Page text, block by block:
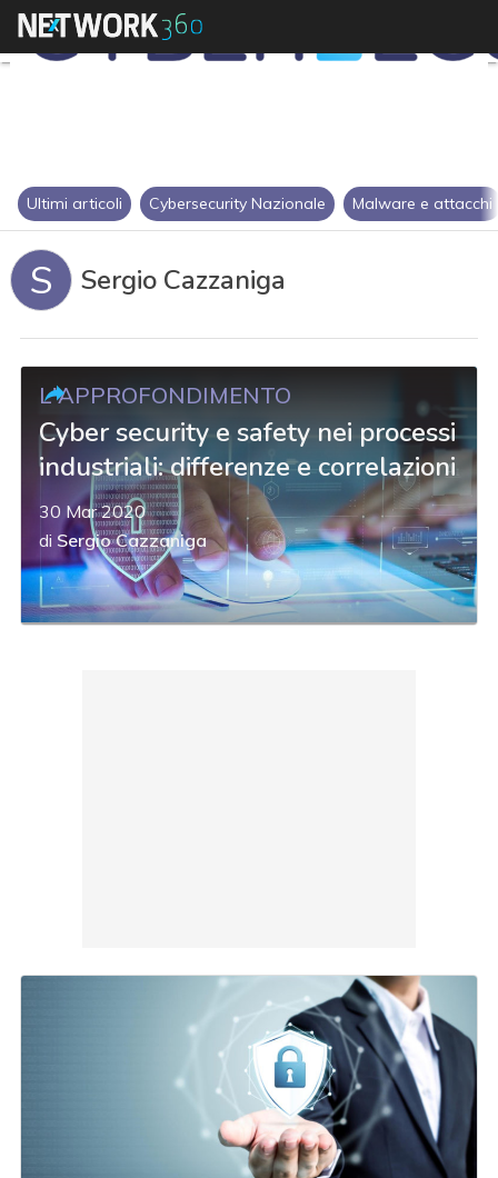
Ultimi articoli Cybersecurity Nazionale Malware e attacchi
S Sergio Cazzaniga
L'APPROFONDIMENTO
Cyber security e safety nei processi
industriali: differenze e correlazioni
30 Mar 2020
di Sergio Cazzaniga